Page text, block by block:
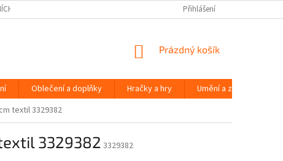
ÚDAJŮ Přihlášení
NÁKUPNÍ
Prázdný košík
Oblečení a doplňky Hračky a hry Umění a zábava
textil 3329382
3329382 3329382